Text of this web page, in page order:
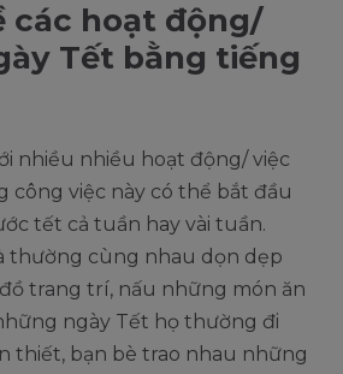
các hoạt động/
Tết bằng tiếng
nhiều nhiều hoạt động/ việc
công việc này có thể bắt đầu
tết cả tuần hay vài tuần.
thường cùng nhau dọn dẹp
trang trí, nấu những món ăn
ngày Tết họ thường đi
thiết, bạn bè trao nhau những